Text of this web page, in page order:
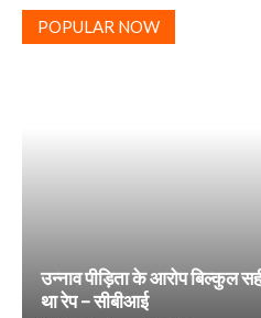
POPULAR NOW
उन्नाव पीड़िता के आरोप बिल्कुल
था रेप – सीबीआई